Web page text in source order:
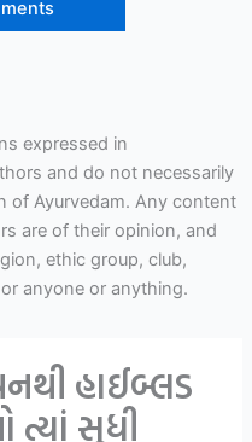
expressed in
and do not necessarily
of Ayurvedam. Any content
are of their opinion, and
ethic group, club,
anyone or anything.
હાઈબ્લડ
ત્યાં સુધી